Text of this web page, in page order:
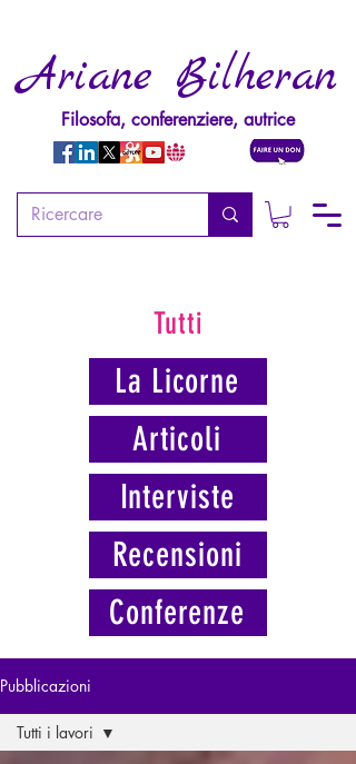
Ariane Bilheran
Filosofa, conferenziere, autrice
Tutti
La Licorne
Articoli
Interviste
Recensioni
Conferenze
Pubblicazioni
Tutti i lavori